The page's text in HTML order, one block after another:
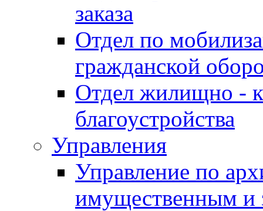
заказа
Отдел по
гражданской
Отдел жилищно -
благоустройства
Управления
Управление по
имущественным и